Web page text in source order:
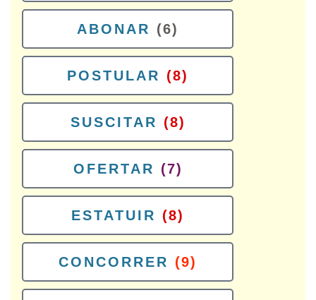
ABONAR (6)
POSTULAR (8)
SUSCITAR (8)
OFERTAR (7)
ESTATUIR (8)
CONCORRER (9)